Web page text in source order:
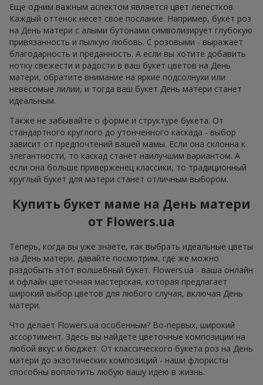
Еще одним важным аспектом является цвет лепестков.
Каждый оттенок несет свое послание. Например, букет роз
на День матери с алыми бутонами символизирует глубокую
привязанность и пылкую любовь. С розовыми - выражает
благодарность и преданность. А если вы хотите добавить
нотку свежести и радости в ваш букет цветов на День
матери, обратите внимание на яркие подсолнухи или
невесомые лилии, и тогда ваш букет День матери станет
идеальным.
Также не забывайте о форме и структуре букета. От
стандартного круглого до утонченного каскада - выбор
зависит от предпочтений вашей мамы. Если она склонна к
элегантности, то каскад станет наилучшим вариантом. А
если она больше приверженец классики, то традиционный
круглый букет для матери станет отличным выбором.
Купить букет маме на День матери
от Flowers.ua
Теперь, когда вы уже знаете, как выбрать идеальные цветы
на День матери, давайте посмотрим, где же можно
раздобыть этот волшебный букет. Flowers.ua - ваша онлайн
и офлайн цветочная мастерская, которая предлагает
широкий выбор цветов для любого случая, включая День
матери.
Что делает Flowers.ua особенным? Во-первых, широкий
ассортимент. Здесь вы найдете цветочные композиции на
любой вкус и бюджет. От классического букета роз на День
матери до экзотических композиций - наши флористы
способны воплотить любую вашу идею в жизнь.